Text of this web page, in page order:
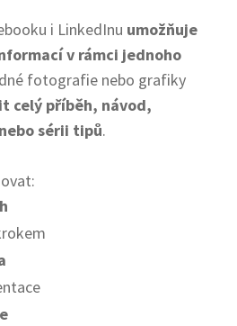
i LinkedInu umožňuje
v rámci jednoho
fotografie nebo grafiky
celý příběh, návod,
sérii tipů.